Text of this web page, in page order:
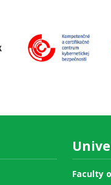
Faculty